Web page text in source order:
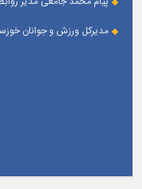
مدیرکل ورزش و جوانان